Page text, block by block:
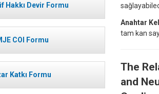
Hakkı Devir Formu
COI Formu
Katkı Formu
Anahtar
tam kan
The
and